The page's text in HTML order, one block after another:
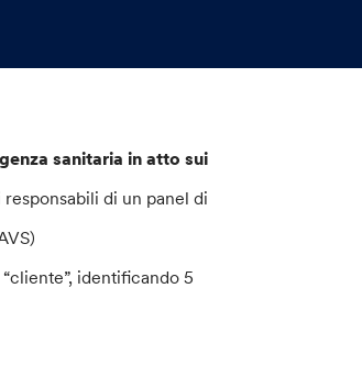
sanitaria in atto sui
di un panel di
identificando 5